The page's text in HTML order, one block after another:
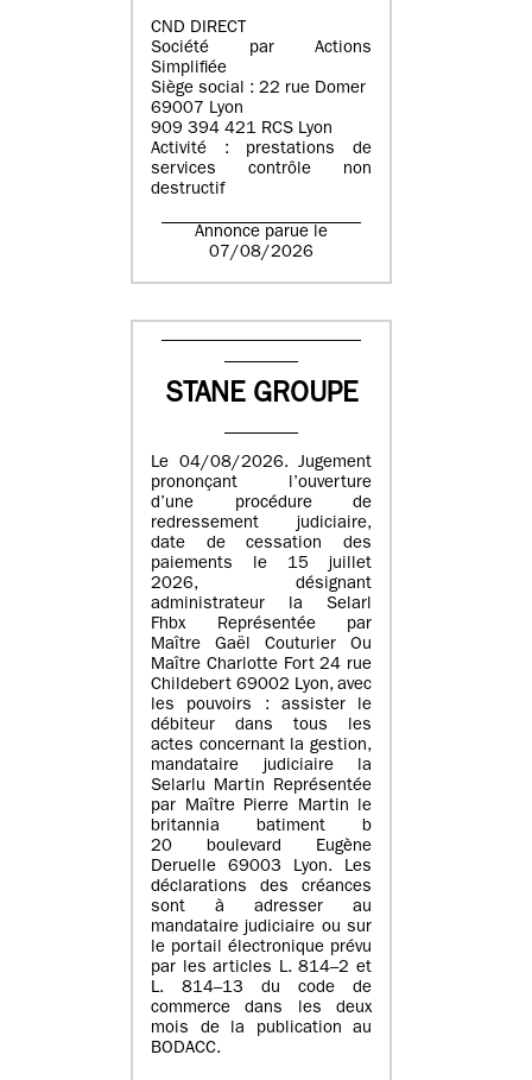
CND DIRECT
Société par Actions
Simplifiée
Siège social : 22 rue Domer
69007 Lyon
909 394 421 RCS Lyon
Activité : prestations de
services contrôle non
destructif
Annonce parue le
07/08/2026
STANE GROUPE
Le 04/08/2026. Jugement
prononçant l’ouverture
d’une procédure de
redressement judiciaire,
date de cessation des
paiements le 15 juillet
2026, désignant
administrateur la Selarl
Fhbx Représentée par
Maître Gaël Couturier Ou
Maître Charlotte Fort 24 rue
Childebert 69002 Lyon, avec
les pouvoirs : assister le
débiteur dans tous les
actes concernant la gestion,
mandataire judiciaire la
Selarlu Martin Représentée
par Maître Pierre Martin le
britannia batiment b
20 boulevard Eugène
Deruelle 69003 Lyon. Les
déclarations des créances
sont à adresser au
mandataire judiciaire ou sur
le portail électronique prévu
par les articles L. 814–2 et
L. 814–13 du code de
commerce dans les deux
mois de la publication au
BODACC.